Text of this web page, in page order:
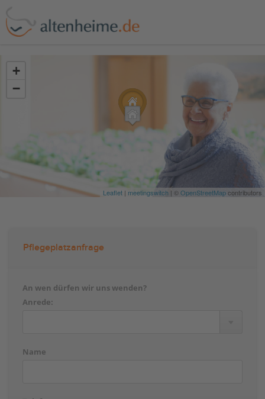
+
−
Leaflet | meetingswitch | ©OpenStreetMapcontributors
Pflegeplatzanfrage
An wen dürfen wir uns wenden?
Anrede:
Name